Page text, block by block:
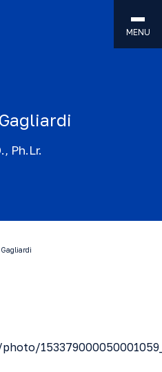
MENU
Ph.Lr.